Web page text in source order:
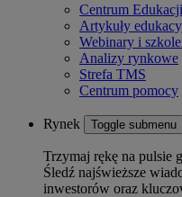
Centrum Edukacji
Artykuły
Webinary i
Analizy rynkowe
Strefa TMS
Centrum pomocy
Rynek Toggle submenu
Trzymaj rękę na pulsie
Śledź najświeższe
inwestorów oraz